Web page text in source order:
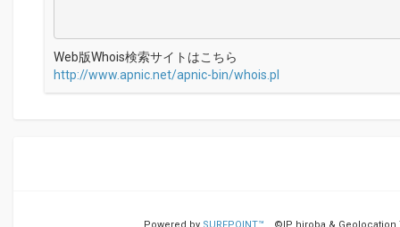
Web版Whois検索サイトはこちら
http://www.apnic.net/apnic-bin/whois.pl
Powered by SURFPOINT™ ©IP hiroba & Geolocation